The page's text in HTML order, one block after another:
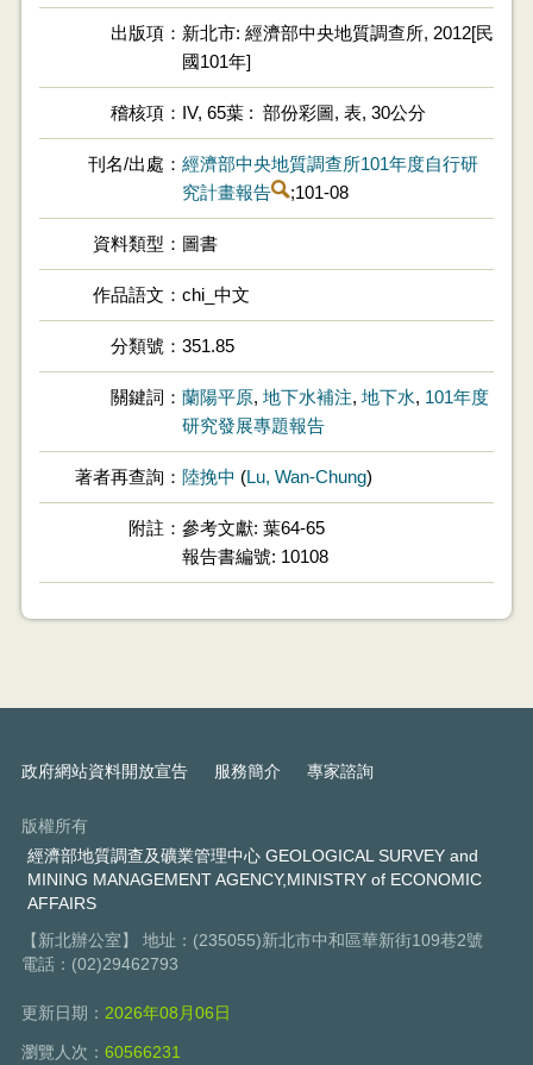
出版項
新北市: 經濟部中央地質調查所, 2012[民
國101年]
稽核項 IV, 65葉 : 部份彩圖, 表, 30公分
刊名/出處
經濟部中央地質調查所101年度自行研
究計畫報告
;101-08
資料類型 圖書
作品語文 chi_中文
分類號 351.85
關鍵詞 蘭陽平原, 地下水補注, 地下水, 101年度
研究發展專題報告
著者再查詢 陸挽中 (Lu, Wan-Chung)
附註
參考文獻: 葉64-65
報告書編號: 10108
政府網站資料開放宣告 服務簡介 專家諮詢
版權所有
經濟部地質調查及礦業管理中心 GEOLOGICAL SURVEY and
MINING MANAGEMENT AGENCY,MINISTRY of ECONOMIC
AFFAIRS
【新北辦公室】 地址：(235055)新北市中和區華新街109巷2號
電話：(02)29462793
更新日期： 2026年08月06日
瀏覽人次： 60566231